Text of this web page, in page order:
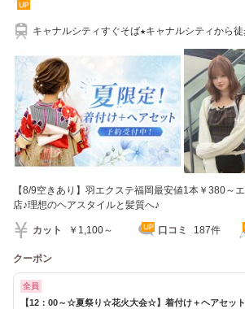
キャナルシティすぐそば★キャナルシティから
【8/9空きあり】羽エクステ福岡最安値1本￥380～
店♪理想のヘアスタイルと髪質へ♪
カット ￥1,100～ 口コミ 187件
クーポン
全員
【12：00～☆夏祭り☆花火大会☆】着付け＋ヘアセッ